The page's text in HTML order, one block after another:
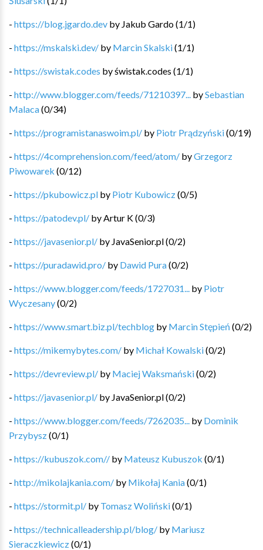
- https://blog.jgardo.dev by Jakub Gardo(1/1)
- https://mskalski.dev/ by Marcin Skalski(1/1)
- https://swistak.codes byświstak.codes (1/1)
- http://www.blogger.com/feeds/71210397... bySebastian
Malaca(0/34)
- https://programistanaswoim.pl/ by Piotr Prądzyński(0/19)
- https://4comprehension.com/feed/atom/ byGrzegorz
Piwowarek (0/12)
- https://pkubowicz.pl by Piotr Kubowicz(0/5)
- https://patodev.pl/ by Artur K(0/3)
- https://javasenior.pl/ by JavaSenior.pl(0/2)
- https://puradawid.pro/ by Dawid Pura(0/2)
- https://www.blogger.com/feeds/1727031... by Piotr
Wyczesany(0/2)
- https://www.smart.biz.pl/techblog by Marcin Stępień (0/2)
- https://mikemybytes.com/ by Michał Kowalski(0/2)
- https://devreview.pl/ by Maciej Waksmański(0/2)
- https://javasenior.pl/ by JavaSenior.pl(0/2)
- https://www.blogger.com/feeds/7262035... by Dominik
Przybysz(0/1)
- https://kubuszok.com// by Mateusz Kubuszok (0/1)
- http://mikolajkania.com/ by Mikołaj Kania(0/1)
- https://stormit.pl/ by Tomasz Woliński(0/1)
- https://technicalleadership.pl/blog/ by Mariusz
Sieraczkiewicz(0/1)